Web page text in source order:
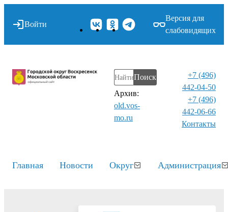
Войти
Версия для
слабовидящих
Поиск
Архив:
old.vos-
mo.ru
+7 (496)
442-04-50
+7 (496)
442-06-66
Контакты⁠
Главная Новости Округ Администрация